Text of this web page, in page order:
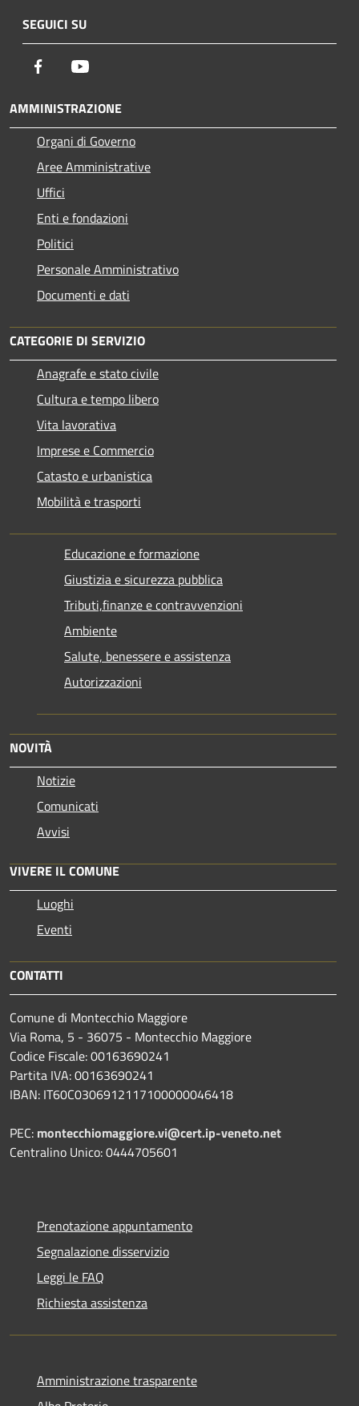
SEGUICI SU
Facebook
AMMINISTRAZIONE
Organi di Governo
Aree Amministrative
Uffici
Enti e fondazioni
Politici
Personale Amministrativo
Documenti e dati
CATEGORIE DI SERVIZIO
Anagrafe e stato civile
Cultura e tempo libero
Vita lavorativa
Imprese e Commercio
Catasto e urbanistica
Mobilità e trasporti
Educazione e formazione
Giustizia e sicurezza pubblica
Tributi,finanze e contravvenzioni
Ambiente
Salute, benessere e assistenza
Autorizzazioni
NOVITÀ
Notizie
Comunicati
Avvisi
VIVERE IL COMUNE
Luoghi
Eventi
CONTATTI
Comune di Montecchio Maggiore
Via Roma, 5 - 36075 - Montecchio Maggiore
Codice Fiscale: 00163690241
Partita IVA: 00163690241
IBAN: IT60C0306912117100000046418
PEC: montecchiomaggiore.vi@cert.ip-veneto.net
Centralino Unico: 0444705601
Prenotazione appuntamento
Segnalazione disservizio
Leggi le FAQ
Richiesta assistenza
Amministrazione trasparente